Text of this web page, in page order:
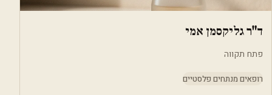
ד"ר גליקסמן אמי
פתח תקווה
רופאים מנתחים פלסטיים